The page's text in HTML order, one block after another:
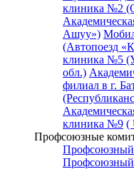
клиника №2
Ашуу»)
(Автопоезд
клиника №5
обл.)
филиал в г.
клиника №9 (
Профсоюзные
Профсоюзный
Профсоюзный